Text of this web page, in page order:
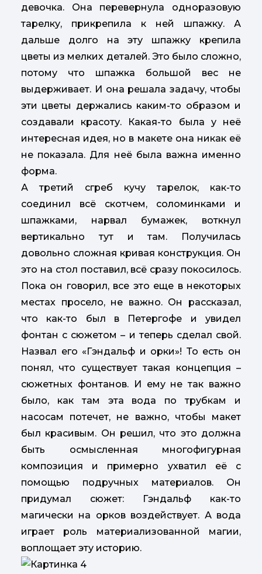
девочка. Она перевернула одноразовую
тарелку, прикрепила к ней шпажку. А
дальше долго на эту шпажку крепила
цветы из мелких деталей. Это было сложно,
потому что шпажка большой вес не
выдерживает. И она решала задачу, чтобы
эти цветы держались каким-то образом и
создавали красоту. Какая-то была у неё
интересная идея, но в макете она никак её
не показала. Для неё была важна именно
форма.
А третий сгреб кучу тарелок, как-то
соединил всё скотчем, соломинками и
шпажками, нарвал бумажек, воткнул
вертикально тут и там. Получилась
довольно сложная кривая конструкция. Он
это на стол поставил, всё сразу покосилось.
Пока он говорил, все это еще в некоторых
местах просело, не важно. Он рассказал,
что как-то был в Петергофе и увидел
фонтан с сюжетом – и теперь сделал свой.
Назвал его «Гэндальф и орки»! То есть он
понял, что существует такая концепция –
сюжетных фонтанов. И ему не так важно
было, как там эта вода по трубкам и
насосам потечет, не важно, чтобы макет
был красивым. Он решил, что это должна
быть осмысленная многофигурная
композиция и примерно ухватил её с
помощью подручных материалов. Он
придумал сюжет: Гэндальф как-то
магически на орков воздействует. А вода
играет роль материализованной магии,
воплощает эту историю.